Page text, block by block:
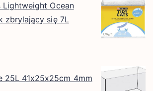
Lightweight Ocean
zbrylający się 7L
25L 41x25x25cm 4mm